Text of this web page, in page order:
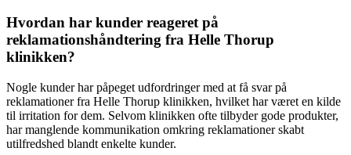
Hvordan har kunder reageret på
reklamationshåndtering fra Helle Thorup
klinikken?
Nogle kunder har påpeget udfordringer med at få svar på
reklamationer fra Helle Thorup klinikken, hvilket har været en kilde
til irritation for dem. Selvom klinikken ofte tilbyder gode produkter,
har manglende kommunikation omkring reklamationer skabt
utilfredshed blandt enkelte kunder.